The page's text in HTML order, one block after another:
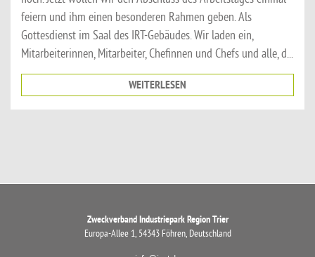
feiern und ihm einen besonderen Rahmen geben. Als
Gottesdienst im Saal des IRT-Gebäudes. Wir laden ein,
Mitarbeiterinnen, Mitarbeiter, Chefinnen und Chefs und alle, d...
WEITERLESEN
Zweckverband Industriepark Region Trier
Europa-Allee 1, 54343 Föhren, Deutschland